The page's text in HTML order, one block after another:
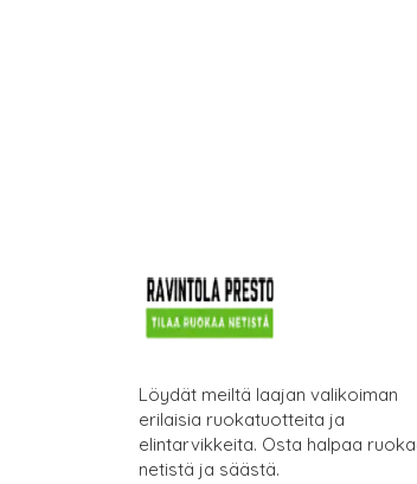
Löydät meiltä laajan valikoiman
erilaisia ruokatuotteita ja
elintarvikkeita. Osta halpaa
netistä ja säästä.